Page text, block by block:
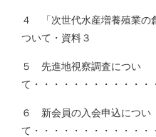
４ 「次世代水産増養殖業の
ついて・資料３
５ 先進地視察調査につい
て・・・・・・・・・・・・
６ 新会員の入会申込につい
て・・・・・・・・・・・・